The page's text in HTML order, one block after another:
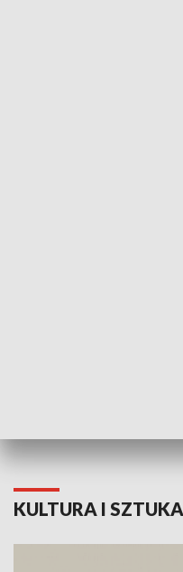
KULTURA I SZTUKA